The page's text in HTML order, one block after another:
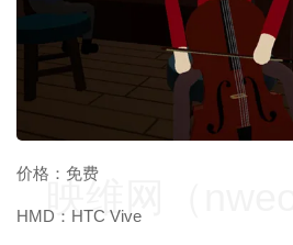
价格：免费
HMD：HTC Vive
映维网（